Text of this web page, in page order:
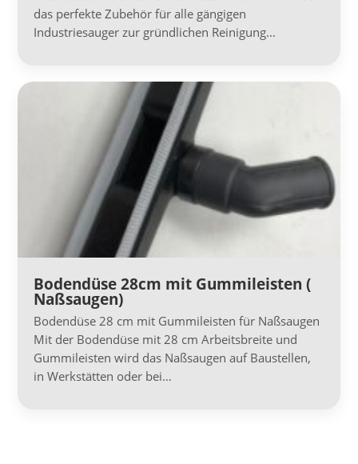
das perfekte Zubehör für alle gängigen
Industriesauger zur gründlichen Reinigung…
Bodendüse 28cm mit Gummileisten (
Naßsaugen)
Bodendüse 28 cm mit Gummileisten für Naßsaugen
Mit der Bodendüse mit 28 cm Arbeitsbreite und
Gummileisten wird das Naßsaugen auf Baustellen,
in Werkstätten oder bei…